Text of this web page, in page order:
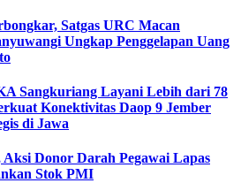
Satgas URC Macan
Ungkap Penggelapan Uang
Sangkuriang Layani Lebih dari 78
Konektivitas Daop 9 Jember
di Jawa
Donor Darah Pegawai Lapas
Stok PMI